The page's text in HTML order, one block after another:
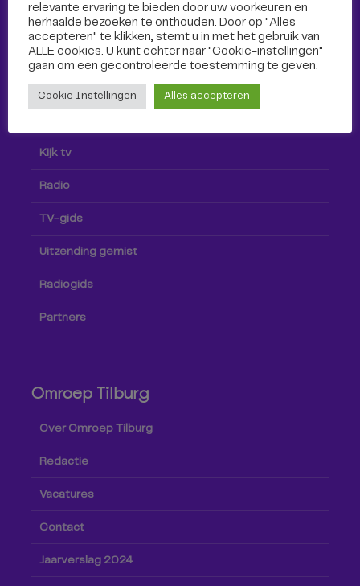
Kijk tv
Radio
TV-gids
Uitzending gemist
Radiogids
Partners
Omroep Tilburg
Over Omroep Tilburg
Redactie
Vacatures
Contact
Jaarverslag 2024
relevante ervaring te bieden door uw voorkeuren en
herhaalde bezoeken te onthouden. Door op "Alles
accepteren" te klikken, stemt u in met het gebruik van
ALLE cookies. U kunt echter naar "Cookie-instellingen"
gaan om een ​​gecontroleerde toestemming te geven.
Cookie Instellingen Alles accepteren